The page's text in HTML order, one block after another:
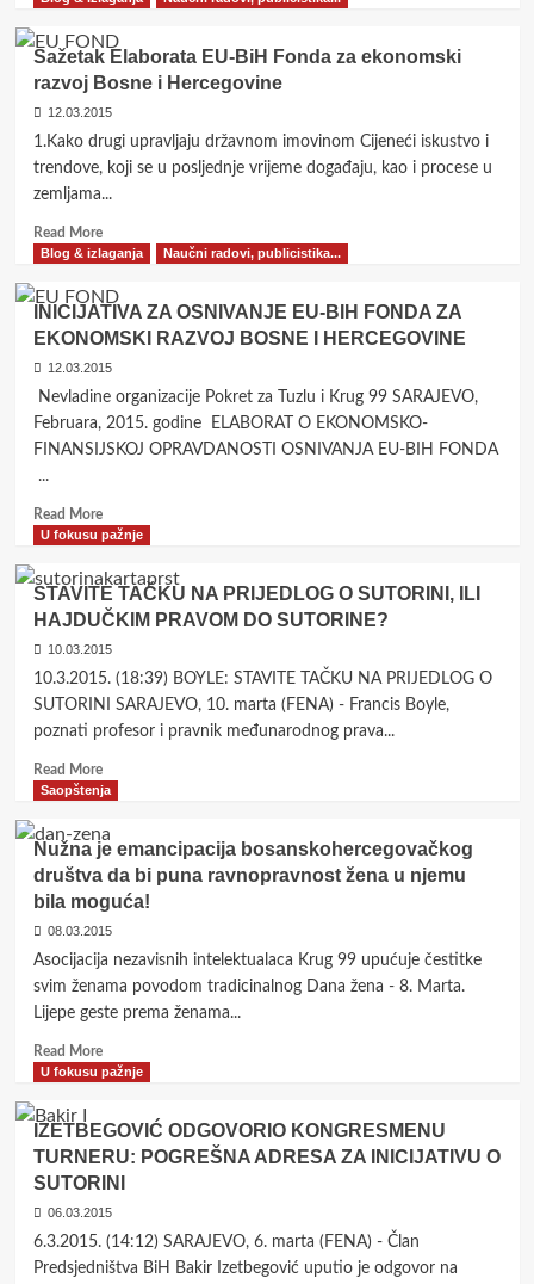
Projektovana
politika
EU-
BiH
Fonda
ekonomski
razvoj
i
u
odnosu
na
fondove
unije
Sažetak Elaborata EU-BiH Fonda za ekonomski
razvoj Bosne i Hercegovine
12.03.2015
1.Kako drugi upravljaju državnom imovinom Cijeneći iskustvo i
trendove, koji se u posljednje vrijeme događaju, kao i procese u
zemljama...
Read MoreRead
more
Sažetak
Elaborata
EU-
BiH
ekonomski
razvoj
Hercegovine
Blog & izlaganja Naučni radovi, publicistika...
INICIJATIVA ZA OSNIVANJE EU-BIH FONDA ZA
EKONOMSKI RAZVOJ BOSNE I HERCEGOVINE
12.03.2015
Nevladine organizacije Pokret za Tuzlu i Krug 99 SARAJEVO,
Februara, 2015. godine ELABORAT O EKONOMSKO-
FINANSIJSKOJ OPRAVDANOSTI OSNIVANJA EU-BIH FONDA
...
Read MoreRead
more
INICIJATIVA
ZA
OSNIVANJE
EU-
BIH
EKONOMSKI
BOSNE
HERCEGOVINE
U fokusu pažnje
STAVITE TAČKU NA PRIJEDLOG O SUTORINI, ILI
HAJDUČKIM PRAVOM DO SUTORINE?
10.03.2015
10.3.2015. (18:39) BOYLE: STAVITE TAČKU NA PRIJEDLOG O
SUTORINI SARAJEVO, 10. marta (FENA) - Francis Boyle,
poznati profesor i pravnik međunarodnog prava...
Read MoreRead
more
STAVITE
TAČKU
NA
PRIJEDLOG
O
HAJDUČKIM
PRAVOM
SUTORINE?
Saopštenja
Nužna je emancipacija bosanskohercegovačkog
društva da bi puna ravnopravnost žena u njemu
bila moguća!
08.03.2015
Asocijacija nezavisnih intelektualaca Krug 99 upućuje čestitke
svim ženama povodom tradicinalnog Dana žena - 8. Marta.
Lijepe geste prema ženama...
Read MoreRead
more
je
emancipacija
bosanskohercegovačkog
društva
bi
puna
U fokusu pažnje
IZETBEGOVIĆ ODGOVORIO KONGRESMENU
TURNERU: POGREŠNA ADRESA ZA INICIJATIVU O
SUTORINI
06.03.2015
6.3.2015. (14:12) SARAJEVO, 6. marta (FENA) - Član
Predsjedništva BiH Bakir Izetbegović uputio je odgovor na